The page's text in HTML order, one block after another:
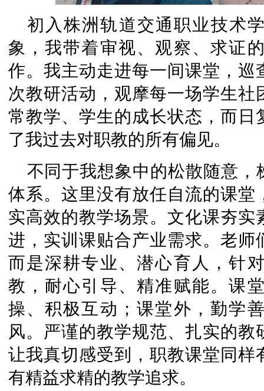
初入株洲轨道交通职业技术
象，我带着审视、观察、求证
作。我主动走进每一间课堂，
次教研活动，观摩每一场学生
常教学、学生的成长状态，而
了我过去对职教的所有偏见。
不同于我想象中的松散随意
体系。这里没有放任自流的课
实高效的教学场景。文化课夯
进，实训课贴合产业需求。老
而是深耕专业、潜心育人，针
教，耐心引导、精准赋能。课
操、积极互动；课堂外，勤学
风。严谨的教学规范、扎实的
让我真切感受到，职教课堂同
有精益求精的教学追求。